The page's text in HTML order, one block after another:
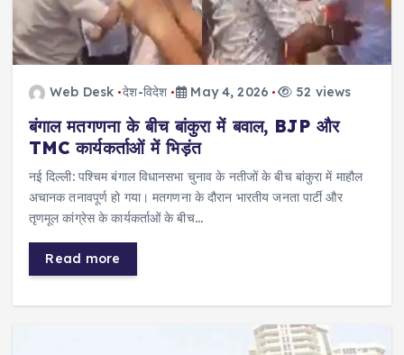
Web Desk देश-विदेश May 4, 2026 52 views
बंगाल मतगणना के बीच बांकुरा में बवाल, BJP और
TMC कार्यकर्ताओं में भिड़ंत
नई दिल्ली: पश्चिम बंगाल विधानसभा चुनाव के नतीजों के बीच बांकुरा में माहौल
अचानक तनावपूर्ण हो गया। मतगणना के दौरान भारतीय जनता पार्टी और
तृणमूल कांग्रेस के कार्यकर्ताओं के बीच…
Read more